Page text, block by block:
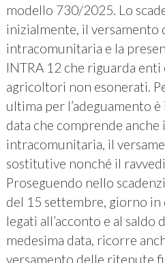
modello 730/2025. Lo
inizialmente, il versamento
intracomunitaria e la
INTRA 12 che riguarda
agricoltori non esonerati.
ultima per l’adeguamento
data che comprende anche
intracomunitaria, il
sostitutive nonché il
Proseguendo nello
del 15 settembre, giorno
legati all’acconto e al saldo
medesima data, ricorre
versamento delle ritenute